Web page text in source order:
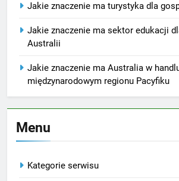
Jakie znaczenie ma turystyka dla
Jakie znaczenie ma sektor edukacji
Australii
Jakie znaczenie ma Australia w
międzynarodowym regionu Pacyfiku
Menu
Kategorie serwisu